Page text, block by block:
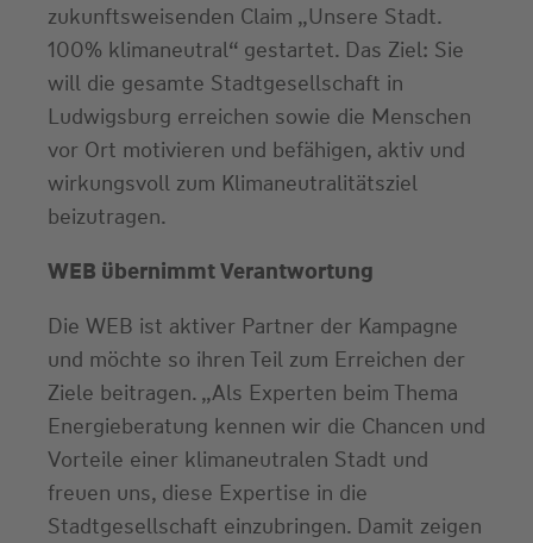
zukunftsweisenden Claim „Unsere Stadt.
100% klimaneutral“ gestartet. Das Ziel: Sie
will die gesamte Stadtgesellschaft in
Ludwigsburg erreichen sowie die Menschen
vor Ort motivieren und befähigen, aktiv und
wirkungsvoll zum Klimaneutralitätsziel
beizutragen.
WEB übernimmt Verantwortung
Die WEB ist aktiver Partner der Kampagne
und möchte so ihren Teil zum Erreichen der
Ziele beitragen. „Als Experten beim Thema
Energieberatung kennen wir die Chancen und
Vorteile einer klimaneutralen Stadt und
freuen uns, diese Expertise in die
Stadtgesellschaft einzubringen. Damit zeigen